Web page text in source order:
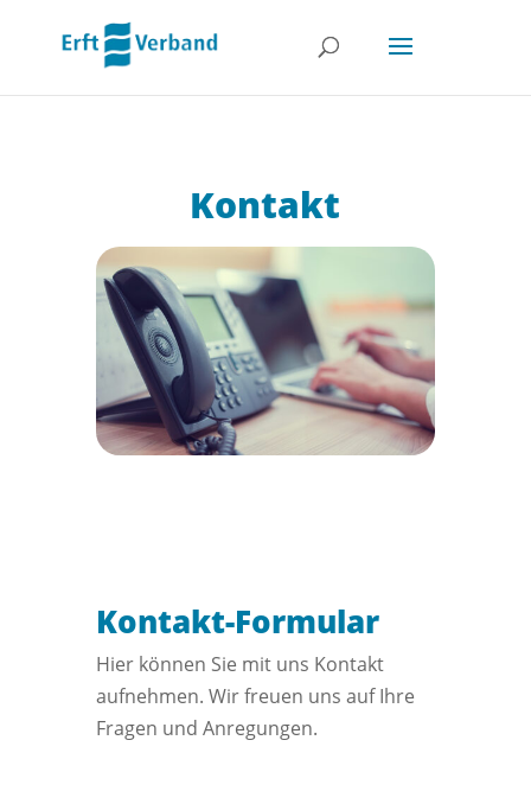
Kontakt
Kontakt-Formular
Hier können Sie mit uns Kontakt
aufnehmen. Wir freuen uns auf Ihre
Fragen und Anregungen.